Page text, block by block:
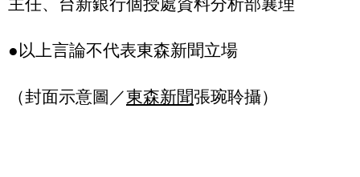
主任、台新銀行個授處資料分析部襄理
●以上言論不代表東森新聞立場
（封面示意圖／東森新聞張琬聆攝）